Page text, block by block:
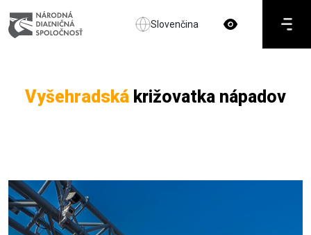
Slovenčina
Vyšehradská križovatka nápadov